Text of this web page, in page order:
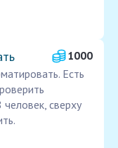
1000
Есть
сверху